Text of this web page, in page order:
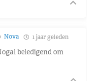
Nova 1 jaar geleden
beledigend om